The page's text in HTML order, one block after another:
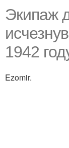
Экипаж
1942
Ezomir.